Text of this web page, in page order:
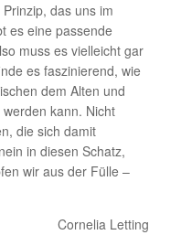
das uns im
es eine passende
muss es vielleicht gar
es faszinierend, wie
dem Alten und
kann. Nicht
die sich damit
in diesen Schatz,
wir aus der Fülle –
Cornelia Letting